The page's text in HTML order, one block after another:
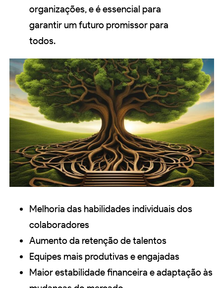
organizações, e é essencial para
garantir um futuro promissor para
todos.
Melhoria das habilidades individuais dos
colaboradores
Aumento da retenção de talentos
Equipes mais produtivas e engajadas
Maior estabilidade financeira e adaptação às